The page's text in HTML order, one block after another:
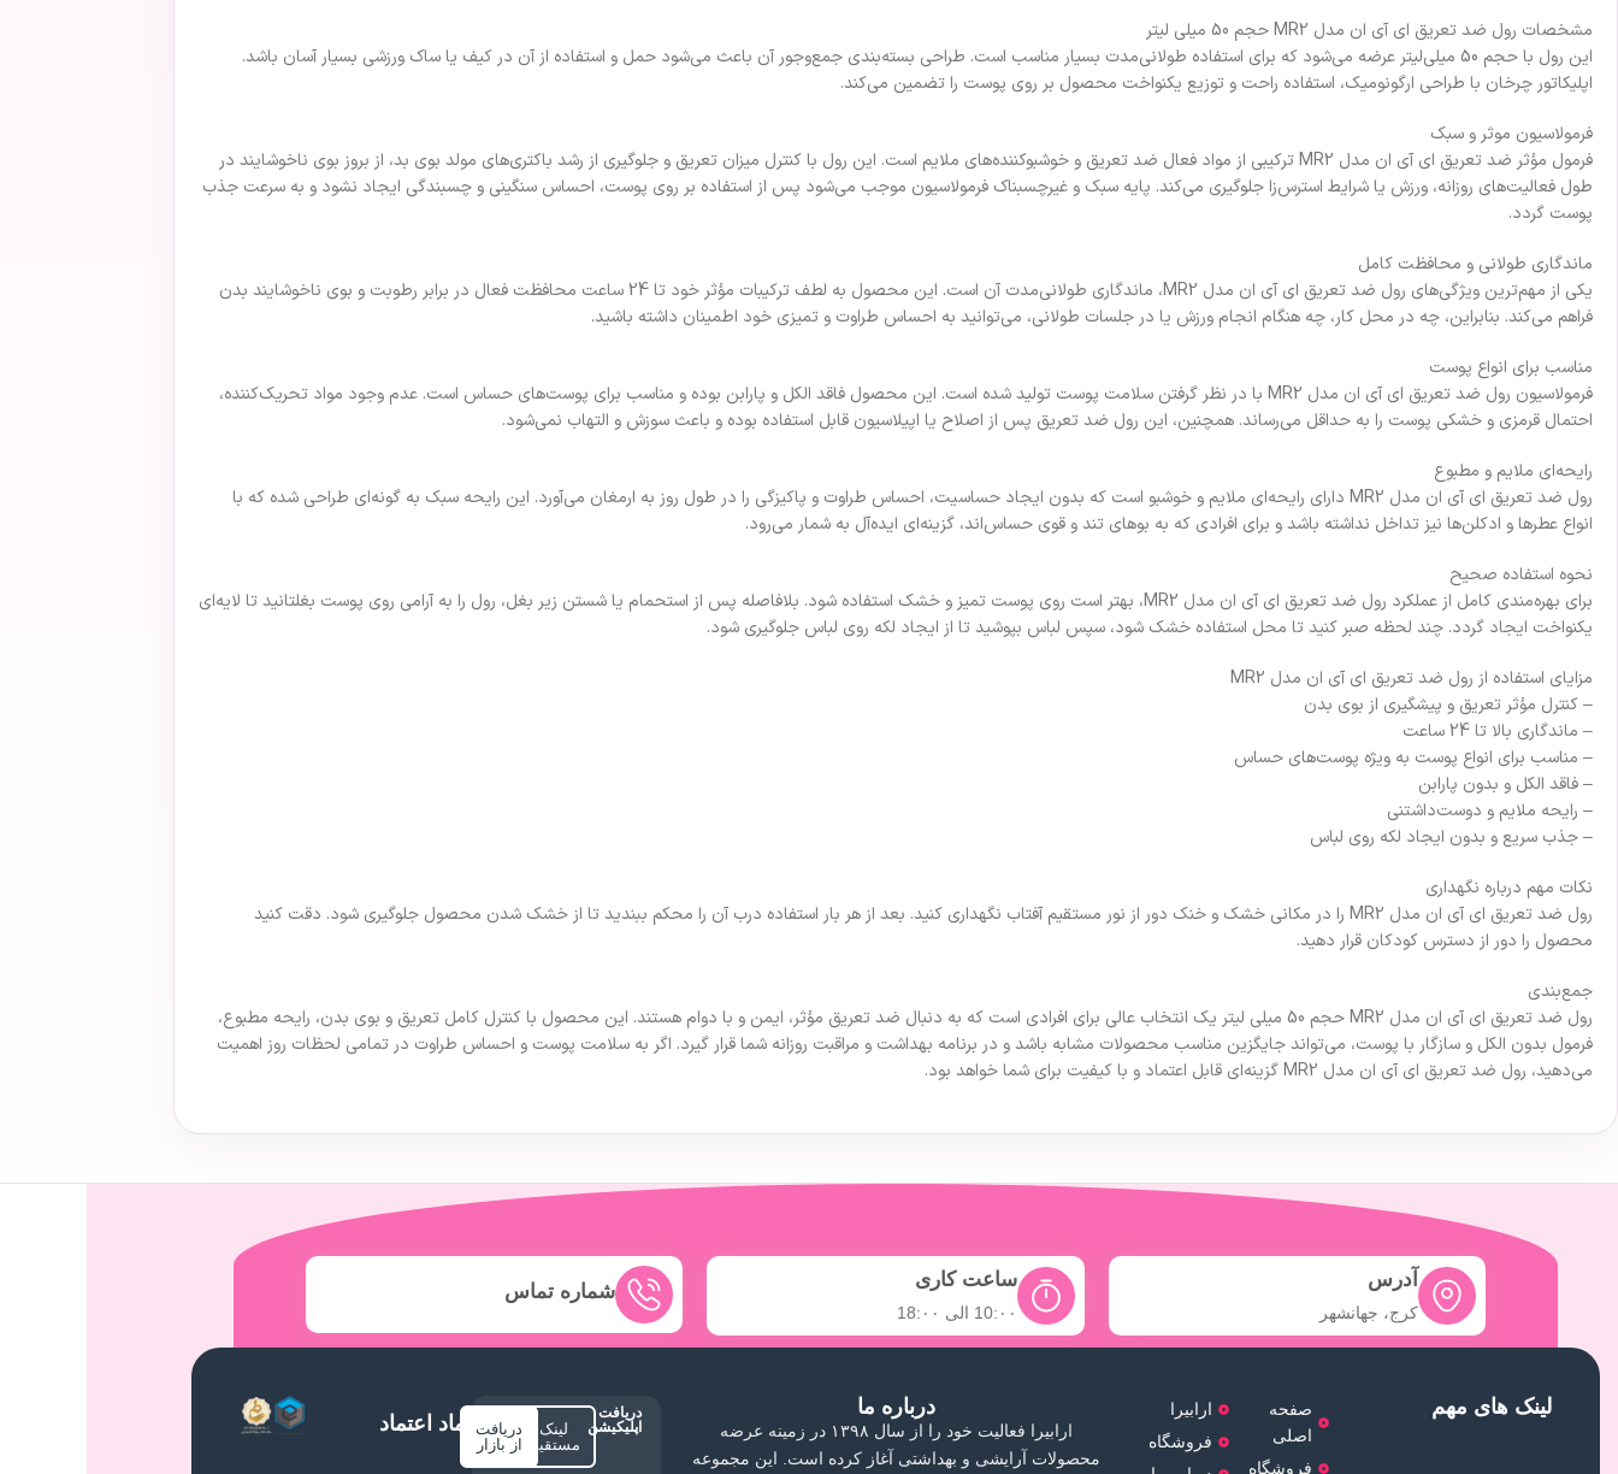
مشخصات رول ضد تعریق ای آی ان مدل MR2 حجم 50 میلی لیتر
این رول با حجم 50 میلی‌لیتر عرضه می‌شود که برای استفاده طولانی‌مدت بسیار مناسب است. طراحی بسته‌بندی جمع‌وجور آن باعث می‌شود حمل و استفاده از آن در کیف یا ساک ورزشی بسیار آسان باشد.
اپلیکاتور چرخان با طراحی ارگونومیک، استفاده راحت و توزیع یکنواخت محصول بر روی پوست را تضمین می‌کند.
فرمولاسیون موثر و سبک
فرمول مؤثر ضد تعریق ای آی ان مدل MR2 ترکیبی از مواد فعال ضد تعریق و خوشبوکننده‌های ملایم است. این رول با کنترل میزان تعریق و جلوگیری از رشد باکتری‌های مولد بوی بد، از بروز بوی ناخوشایند در
طول فعالیت‌های روزانه، ورزش یا شرایط استرس‌زا جلوگیری می‌کند. پایه سبک و غیرچسبناک فرمولاسیون موجب می‌شود پس از استفاده بر روی پوست، احساس سنگینی و چسبندگی ایجاد نشود و به سرعت جذب
پوست گردد.
ماندگاری طولانی و محافظت کامل
یکی از مهم‌ترین ویژگی‌های رول ضد تعریق ای آی ان مدل MR2، ماندگاری طولانی‌مدت آن است. این محصول به لطف ترکیبات مؤثر خود تا 24 ساعت محافظت فعال در برابر رطوبت و بوی ناخوشایند بدن
فراهم می‌کند. بنابراین، چه در محل کار، چه هنگام انجام ورزش یا در جلسات طولانی، می‌توانید به احساس طراوت و تمیزی خود اطمینان داشته باشید.
مناسب برای انواع پوست
فرمولاسیون رول ضد تعریق ای آی ان مدل MR2 با در نظر گرفتن سلامت پوست تولید شده است. این محصول فاقد الکل و پارابن بوده و مناسب برای پوست‌های حساس است. عدم وجود مواد تحریک‌کننده،
احتمال قرمزی و خشکی پوست را به حداقل می‌رساند. همچنین، این رول ضد تعریق پس از اصلاح یا اپیلاسیون قابل استفاده بوده و باعث سوزش و التهاب نمی‌شود.
رایحه‌ای ملایم و مطبوع
رول ضد تعریق ای آی ان مدل MR2 دارای رایحه‌ای ملایم و خوشبو است که بدون ایجاد حساسیت، احساس طراوت و پاکیزگی را در طول روز به ارمغان می‌آورد. این رایحه سبک به گونه‌ای طراحی شده که با
انواع عطرها و ادکلن‌ها نیز تداخل نداشته باشد و برای افرادی که به بوهای تند و قوی حساس‌اند، گزینه‌ای ایده‌آل به شمار می‌رود.
نحوه استفاده صحیح
برای بهره‌مندی کامل از عملکرد رول ضد تعریق ای آی ان مدل MR2، بهتر است روی پوست تمیز و خشک استفاده شود. بلافاصله پس از استحمام یا شستن زیر بغل، رول را به آرامی روی پوست بغلتانید تا لایه‌ای
یکنواخت ایجاد گردد. چند لحظه صبر کنید تا محل استفاده خشک شود، سپس لباس بپوشید تا از ایجاد لکه روی لباس جلوگیری شود.
مزایای استفاده از رول ضد تعریق ای آی ان مدل MR2
– کنترل مؤثر تعریق و پیشگیری از بوی بدن
– ماندگاری بالا تا 24 ساعت
– مناسب برای انواع پوست به ویژه پوست‌های حساس
– فاقد الکل و بدون پارابن
– رایحه ملایم و دوست‌داشتنی
– جذب سریع و بدون ایجاد لکه روی لباس
نکات مهم درباره نگهداری
رول ضد تعریق ای آی ان مدل MR2 را در مکانی خشک و خنک دور از نور مستقیم آفتاب نگهداری کنید. بعد از هر بار استفاده درب آن را محکم ببندید تا از خشک شدن محصول جلوگیری شود. دقت کنید
محصول را دور از دسترس کودکان قرار دهید.
جمع‌بندی
رول ضد تعریق ای آی ان مدل MR2 حجم 50 میلی لیتر یک انتخاب عالی برای افرادی است که به دنبال ضد تعریق مؤثر، ایمن و با دوام هستند. این محصول با کنترل کامل تعریق و بوی بدن، رایحه مطبوع،
فرمول بدون الکل و سازگار با پوست، می‌تواند جایگزین مناسب محصولات مشابه باشد و در برنامه بهداشت و مراقبت روزانه شما قرار گیرد. اگر به سلامت پوست و احساس طراوت در تمامی لحظات روز اهمیت
می‌دهید، رول ضد تعریق ای آی ان مدل MR2 گزینه‌ای قابل اعتماد و با کیفیت برای شما خواهد بود.
آدرس
کرج، جهانشهر
ساعت کاری
10:۰۰ الی 18:۰۰
شماره تماس
لینک های مهم
صفحه
اصلی
فروشگاه
ارابیرا
فروشگاه
درباره ما
ارابیرا فعالیت خود را از سال ۱۳۹۸ در زمینه عرضه
محصولات آرایشی و بهداشتی آغاز کرده است. این مجموعه
دریافت
اپلیکیشن
لینک
مستقیم
دریافت
از بازار
نماد اعتماد